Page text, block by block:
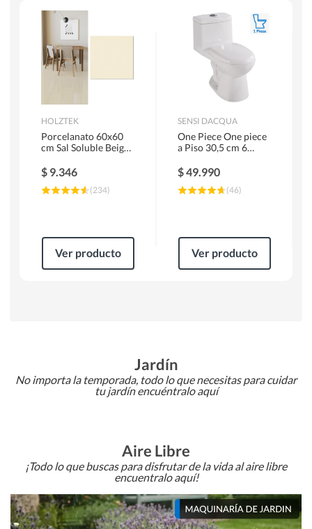
WC y Sanitarios
Pisos Flotantes y Laminados
Pinturas
HOLZTEK
Porcelanato 60x60
cm Sal Soluble Beige
$ 9.346
(234)
Ver producto
SENSI DACQUA
One Piece One piece
a Piso 30,5 cm 6
$49.990
(46)
Ver producto
Jardín
No importa la temporada, todo lo que necesitas para cuidar
tu jardín encuéntralo aquí
Aire Libre
¡Todo lo que buscas para disfrutar de la vida al aire libre
encuentralo aquí!